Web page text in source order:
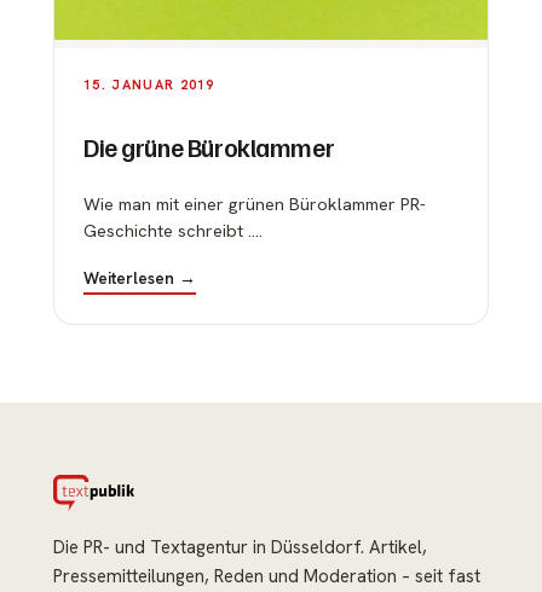
15. JANUAR 2019
Die grüne Büroklammer
Wie man mit einer grünen Büroklammer PR-
Geschichte schreibt ....
Weiterlesen →
Die PR- und Textagentur in Düsseldorf. Artikel,
Pressemitteilungen, Reden und Moderation – seit fast